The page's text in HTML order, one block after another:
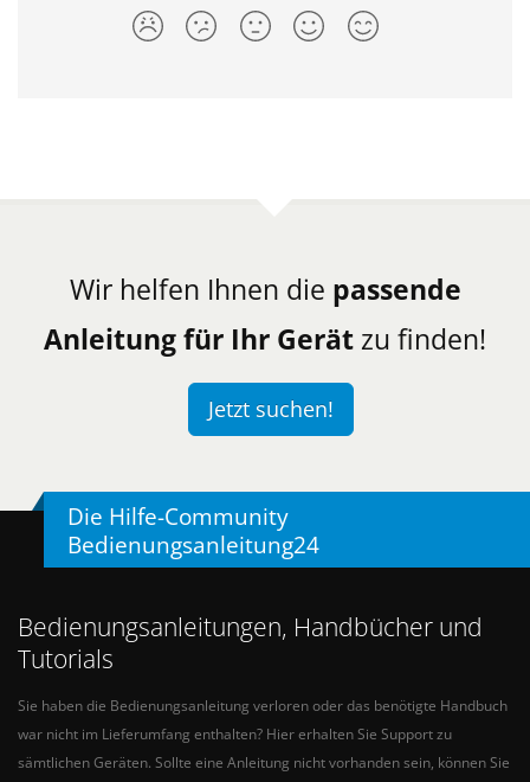
Wir helfen Ihnen die passende
Anleitung für Ihr Gerät zu finden!
Jetzt suchen!
Die Hilfe-Community
Bedienungsanleitung24
Bedienungsanleitungen, Handbücher und
Tutorials
Sie haben die Bedienungsanleitung verloren oder das benötigte Handbuch
war nicht im Lieferumfang enthalten? Hier erhalten Sie Support zu
sämtlichen Geräten. Sollte eine Anleitung nicht vorhanden sein, können Sie